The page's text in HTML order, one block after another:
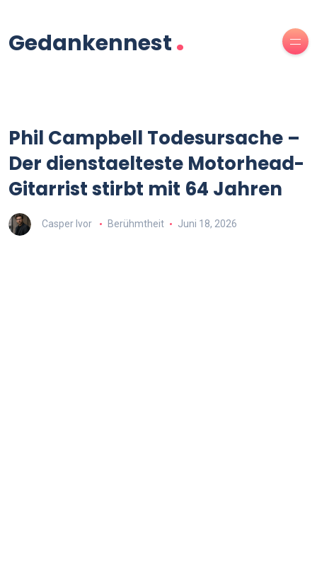
Gedankennest.
Phil Campbell Todesursache –
Der dienstaelteste Motorhead-
Gitarrist stirbt mit 64 Jahren
Casper Ivor Berühmtheit Juni 18, 2026